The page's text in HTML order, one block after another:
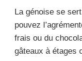
La génoise se
pouvez
frais ou du
gâteaux à étages